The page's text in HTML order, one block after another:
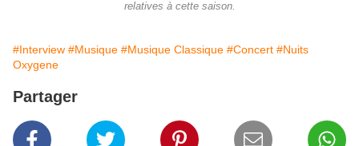
relatives à cette saison.
#Interview #Musique #Musique Classique #Concert #Nuits
Oxygene
Partager